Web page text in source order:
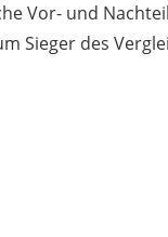
Vor- und
Sieger des